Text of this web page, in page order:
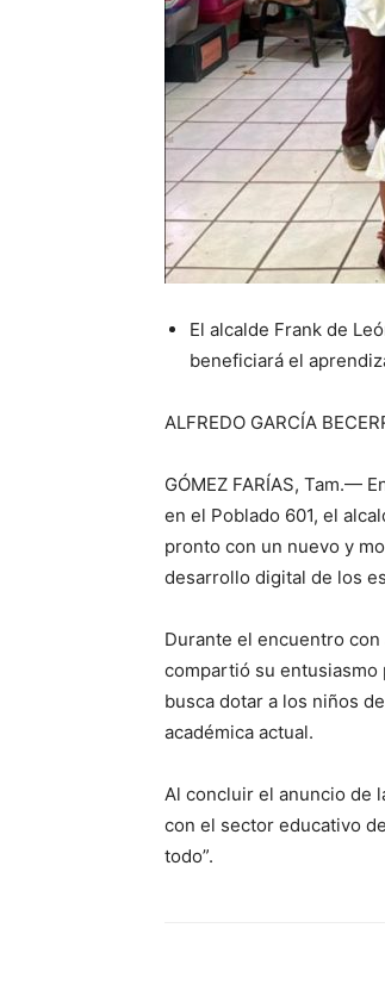
El alcalde Frank de
beneficiará el
ALFREDO GARCÍA
GÓMEZ FARÍAS, Tam.—
en el Poblado 601, el
pronto con un nuevo y
desarrollo digital de los
Durante el encuentro
compartió su
busca dotar a los niños
académica actual.
Al concluir el anuncio de
con el sector educativo
todo”.